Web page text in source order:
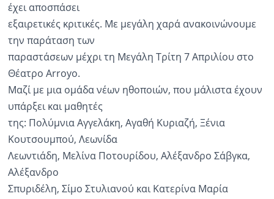
έχει αποσπάσει
εξαιρετικές κριτικές. Με μεγάλη χαρά ανακοινώνουμε
την παράταση των
παραστάσεων μέχρι τη Μεγάλη Τρίτη 7 Απριλίου στο
Θέατρο Arroyo.
Μαζί με μια ομάδα νέων ηθοποιών, που μάλιστα έχουν
υπάρξει και μαθητές
της: Πολύμνια Αγγελάκη, Αγαθή Κυριαζή, Ξένια
Κουτσουμπού, Λεωνίδα
Λεωντιάδη, Μελίνα Ποτουρίδου, Αλέξανδρο Σάβγκα,
Αλέξανδρο
Σπυριδέλη, Σίμο Στυλιανού και Κατερίνα Μαρία